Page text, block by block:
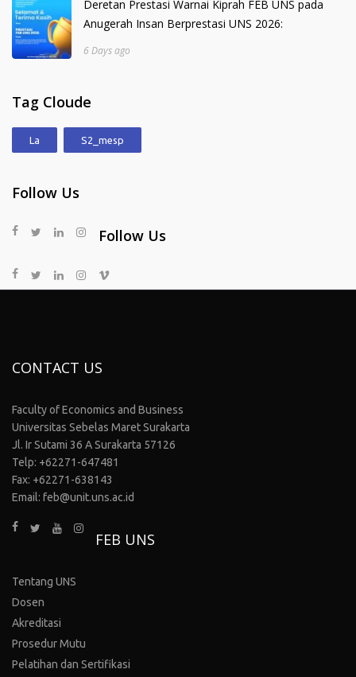
Deretan Prestasi Warnai Kiprah FEB UNS pada
Anugerah Insan Berprestasi UNS 2026:
6 Days ago
Tag Cloude
La S2_mesp
Follow Us
Follow Us
CONTACT US
Faculty of Economics and Business
Universitas Sebelas Maret Surakarta
Jl. Ir Sutami 36 A Surakarta 57126
Telp: +62271-647481
Fax: +62271-638143
Email: feb@unit.uns.ac.id
FEB UNS
Tentang UNS
Dosen
Akreditasi
Prosedur Mutu
Pelatihan dan Sertifikasi